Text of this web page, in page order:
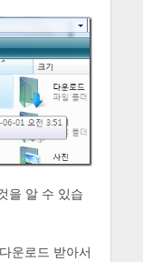
을 알 수 있습
운로드 받아서